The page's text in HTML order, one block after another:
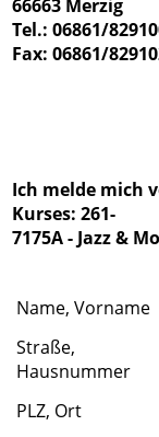
66663 Merzig
Tel.: 06861/
Fax: 06861/
Ich melde mich
Kurses: 261-
7175A - Jazz &
Name, Vorname
Straße,
Hausnummer
PLZ, Ort